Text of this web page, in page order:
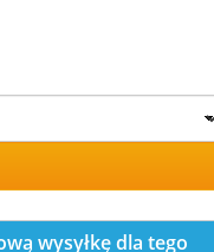
wysyłkę dla tego